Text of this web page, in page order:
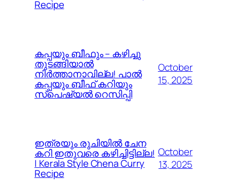
Recipe
കപ്പയും ബീഫും – കഴിച്ചു
തുടങ്ങിയാൽ
നിർത്താനാവില്ല! പാൽ
കപ്പയും ബീഫ് കറിയും
സ്പെഷ്യൽ റെസിപ്പി
October
15, 2025
ഇത്രയും രുചിയിൽ ചേന
കറി ഇതുവരെ കഴിച്ചിട്ടില്ല!
| Kerala Style Chena Curry
Recipe
October
13, 2025